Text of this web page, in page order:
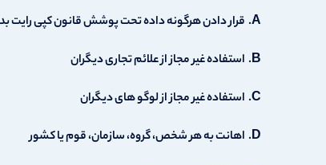
قرار دادن هرگونه داده تحت پوشش قانون کپی رایت
استفاده غیر مجاز از علائم تجاری دیگران
استفاده غیر مجاز از لوگو های دیگران
اهانت به هر شخص، گروه، سازمان، قوم یا کشور